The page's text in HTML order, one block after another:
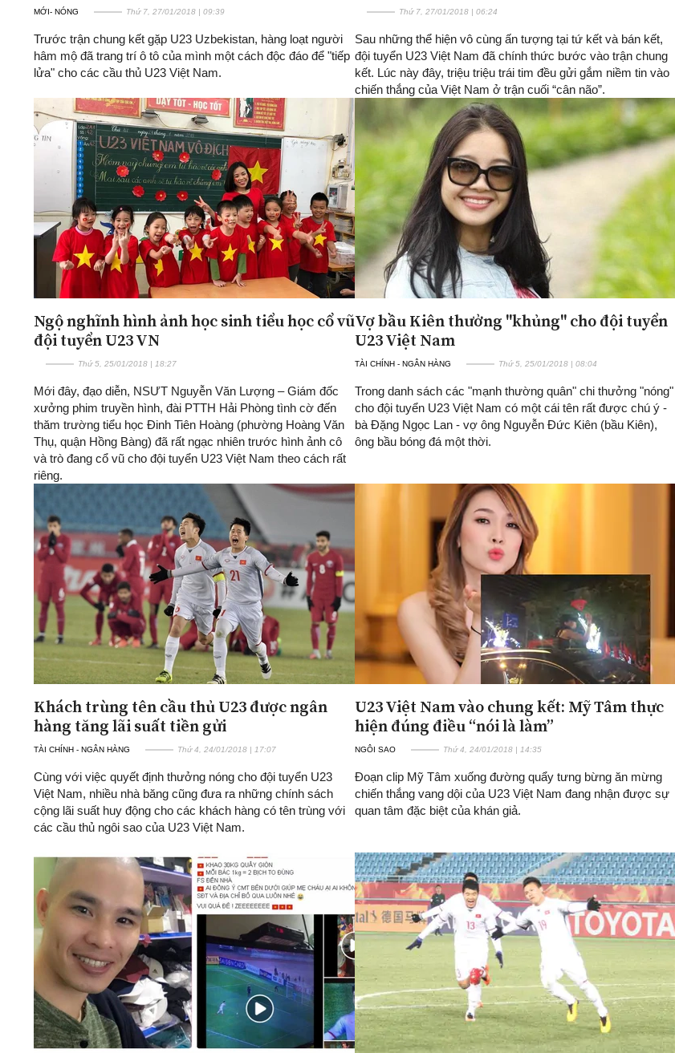
MỚI- NÓNG Thứ 7, 27/01/2018 | 09:39
Trước trận chung kết gặp U23 Uzbekistan, hàng loạt người
hâm mộ đã trang trí ô tô của mình một cách độc đáo để "tiếp
lửa" cho các cầu thủ U23 Việt Nam.
Thứ 7, 27/01/2018 | 06:24
Sau những thể hiện vô cùng ấn tượng tại tứ kết và bán kết,
đội tuyển U23 Việt Nam đã chính thức bước vào trận chung
kết. Lúc này đây, triệu triệu trái tim đều gửi gắm niềm tin vào
chiến thắng của Việt Nam ở trận cuối “cân não”.
Ngộ nghĩnh hình ảnh học sinh tiểu học cổ vũ
đội tuyển U23 VN
Thứ 5, 25/01/2018 | 18:27
Mới đây, đạo diễn, NSƯT Nguyễn Văn Lượng – Giám đốc
xưởng phim truyền hình, đài PTTH Hải Phòng tình cờ đến
thăm trường tiểu học Đinh Tiên Hoàng (phường Hoàng Văn
Thụ, quận Hồng Bàng) đã rất ngạc nhiên trước hình ảnh cô
và trò đang cổ vũ cho đội tuyển U23 Việt Nam theo cách rất
riêng.
Vợ bầu Kiên thưởng "khủng" cho đội tuyển
U23 Việt Nam
TÀI CHÍNH - NGÂN HÀNG Thứ 5, 25/01/2018 | 08:04
Trong danh sách các "mạnh thường quân" chi thưởng "nóng"
cho đội tuyển U23 Việt Nam có một cái tên rất được chú ý -
bà Đặng Ngọc Lan - vợ ông Nguyễn Đức Kiên (bầu Kiên),
ông bầu bóng đá một thời.
Khách trùng tên cầu thủ U23 được ngân
hàng tăng lãi suất tiền gửi
TÀI CHÍNH - NGÂN HÀNG Thứ 4, 24/01/2018 | 17:07
Cùng với việc quyết định thưởng nóng cho đội tuyển U23
Việt Nam, nhiều nhà băng cũng đưa ra những chính sách
cộng lãi suất huy động cho các khách hàng có tên trùng với
các cầu thủ ngôi sao của U23 Việt Nam.
U23 Việt Nam vào chung kết: Mỹ Tâm thực
hiện đúng điều “nói là làm”
NGÔI SAO Thứ 4, 24/01/2018 | 14:35
Đoạn clip Mỹ Tâm xuống đường quẩy tưng bừng ăn mừng
chiến thắng vang dội của U23 Việt Nam đang nhận được sự
quan tâm đặc biệt của khán giả.